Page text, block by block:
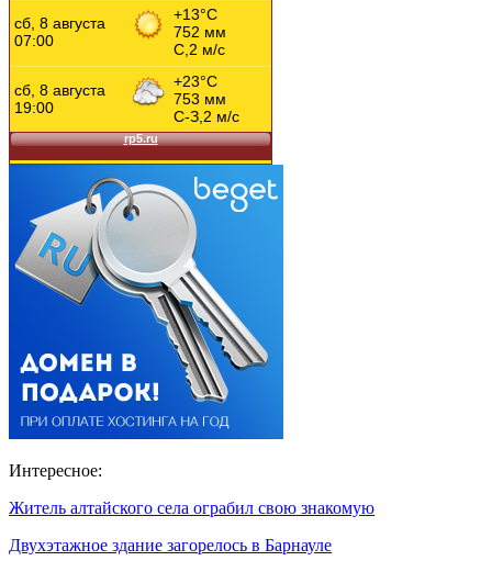
Интересное:
Житель алтайского села ограбил свою знакомую
Двухэтажное здание загорелось в Барнауле